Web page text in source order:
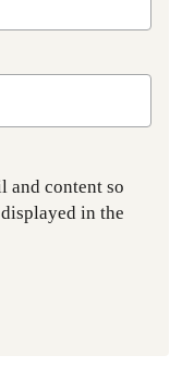
and content so
in the